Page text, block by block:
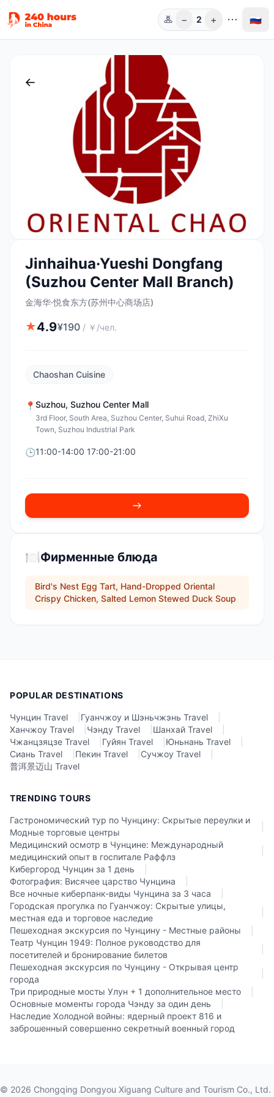
Чел.
− 2 + 🇷🇺
←
Jinhaihua·Yueshi Dongfang
(Suzhou Center Mall Branch)
金海华·悦食东方(苏州中心商场店)
★4.9¥190 / ￥/чел.
Chaoshan Cuisine
📍 Suzhou, Suzhou Center Mall
3rd Floor, South Area, Suzhou Center, Suhui Road, ZhiXu
Town, Suzhou Industrial Park
🕒11:00-14:00 17:00-21:00
🍽️Фирменные блюда
Bird's Nest Egg Tart, Hand-Dropped Oriental
Crispy Chicken, Salted Lemon Stewed Duck Soup
POPULAR DESTINATIONS
Чунцин Travel Гуанчжоу и Шэньчжэнь Travel
Ханчжоу Travel
Чэнду Travel Шанхай Travel
Чжанцзяцзе Travel
Гуйян Travel Юньнань Travel
Сиань Travel
Пекин Travel Сучжоу Travel
普洱景迈山 Travel
TRENDING TOURS
Гастрономический тур по Чунцину: Скрытые переулки и
Модные торговые центры
Медицинский осмотр в Чунцине: Международный
медицинский опыт в госпитале Раффлз
Кибергород Чунцин за 1 день
Фотография: Висячее царство Чунцина
Все ночные киберпанк-виды Чунцина за 3 часа
Городская прогулка по Гуанчжоу: Скрытые улицы,
местная еда и торговое наследие
Пешеходная экскурсия по Чунцину - Местные районы
Театр Чунцин 1949: Полное руководство для
посетителей и бронирование билетов
Пешеходная экскурсия по Чунцину - Открывая центр
города
Три природные мосты Улун + 1 дополнительное место
Основные моменты города Чэнду за один день
Наследие Холодной войны: ядерный проект 816 и
заброшенный совершенно секретный военный город
© 2026 Chongqing Dongyou Xiguang Culture and Tourism Co., Ltd.